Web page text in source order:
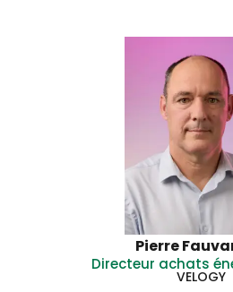
Pierre
Directeur achats
VELOGY